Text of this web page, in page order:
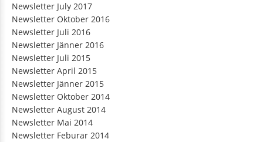
Newsletter July 2017
Newsletter Oktober 2016
Newsletter Juli 2016
Newsletter Jänner 2016
Newsletter Juli 2015
Newsletter April 2015
Newsletter Jänner 2015
Newsletter Oktober 2014
Newsletter August 2014
Newsletter Mai 2014
Newsletter Feburar 2014